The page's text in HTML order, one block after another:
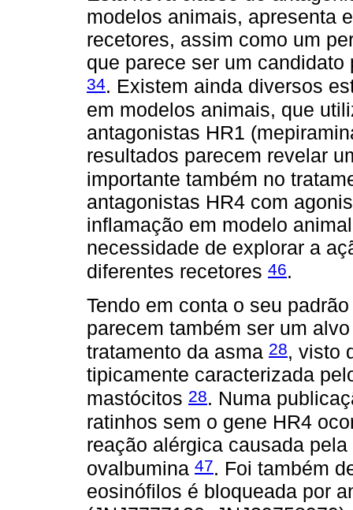
modelos animais, apresenta
recetores, assim como um
que parece ser um
34. Existem ainda diversos
em modelos animais, que
antagonistas HR1
resultados parecem revelar
importante também no
antagonistas HR4 com
inflamação em modelo
necessidade de explorar a
diferentes recetores 46.
Tendo em conta o seu
parecem também ser um
tratamento da asma 28, visto
tipicamente caracterizada
mastócitos 28. Numa
ratinhos sem o gene HR4
reação alérgica causada
ovalbumina 47. Foi também
eosinófilos é bloqueada por